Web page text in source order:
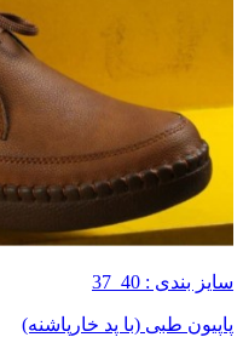
سایز بندی : 40_37
پاپیون طبی (با پد خارپاشنه)